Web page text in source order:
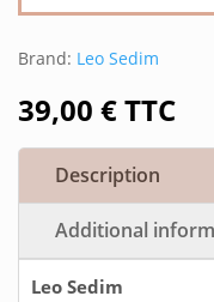
Brand: Leo Sedim
39,00 €TTC
Description
Additional
Leo Sedim